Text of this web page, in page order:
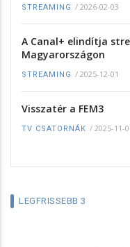
STREAMING / 2026-02-03
A Canal+ elindítja
Magyarországon
STREAMING / 2025-12-01
Visszatér a FEM3
TV CSATORNÁK / 2025-11-
LEGFRISSEBB 3